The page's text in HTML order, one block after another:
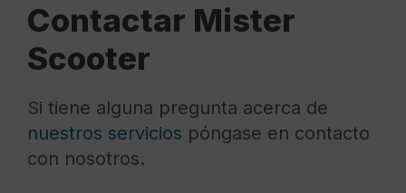
Contactar Mister
Scooter
Si tiene alguna pregunta acerca de
nuestros servicios póngase en contacto
con nosotros.